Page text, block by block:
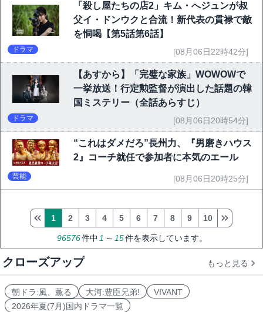
「殺し屋たちの店2」キム・へジュンが叔
父イ・ドンウクと合流！新代表の貫禄で敵
を恫喝【第5話第6話】
ドラマ [08月06日22時42分]
【あすから】「完璧な家族」WOWOWで
一挙放送！行定勲監督が演出した話題の韓
国ミステリー（全話あらすじ）
ドラマ [08月06日20時54分]
“これはダメだろ”長州力、『男磨きハウス
2』コーチ就任で参加者に本気のエール
芸能 [08月06日20時25分]
96576件中 1 ～ 15件を表示しています。
1 2 3 4 5 6 7 8 9 10
クローズアップ もっと見る
朝ドラ:風、薫る 大河:豊臣兄弟!
VIVANT
2026年夏(7月)国内ドラマ一覧